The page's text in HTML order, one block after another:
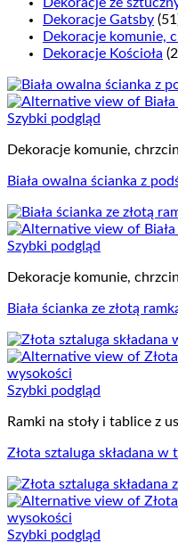
Dekoracje Gatsby
Dekoracje komunie,
Dekoracje Kościoła
Szybki podgląd
Dekoracje komunie,
Biała owalna ścianka z
Szybki podgląd
Dekoracje komunie,
Biała ścianka ze złotą
Szybki podgląd
Ramki na stoły i tablice z
Złota sztaluga składana
Szybki podgląd